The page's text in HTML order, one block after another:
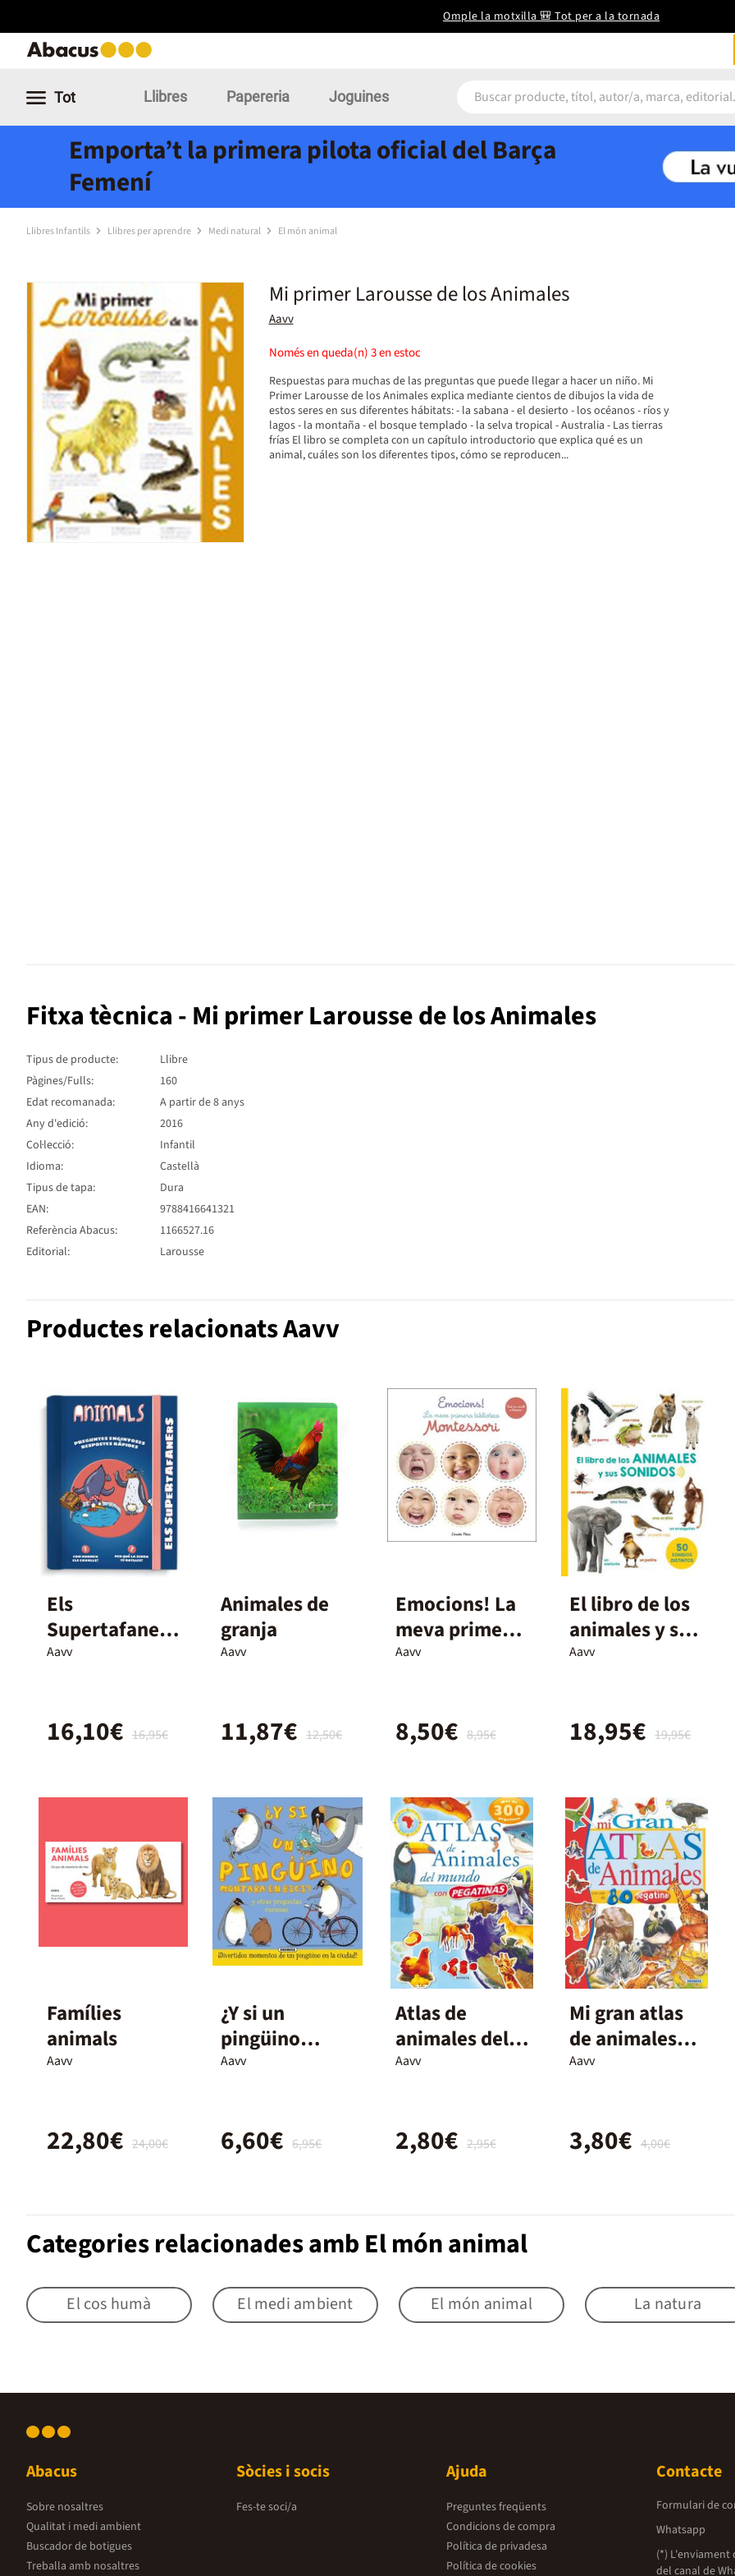
Omple la motxilla 🎒 Tot per a la tornada
Tot Llibres Papereria Joguines
Emporta’t la primera pilota oficial del Barça
Femení
Llibres Infantils Llibres per aprendre Medi natural El món animal
Mi primer Larousse de los Animales
Aavv
Només en queda(n)3en estoc
Respuestas para muchas de las preguntas que puede llegar a hacer un niño. Mi
Primer Larousse de los Animales explica mediante cientos de dibujos la vida de
estos seres en sus diferentes hábitats: - la sabana - el desierto - los océanos - ríos y
lagos - la montaña - el bosque templado - la selva tropical - Australia - Las tierras
frías El libro se completa con un capítulo introductorio que explica qué es un
animal, cuáles son los diferentes tipos, cómo se reproducen...
Fitxa tècnica - Mi primer Larousse de los Animales
Tipus de producte:
Llibre
Pàgines/Fulls:
160
Edat recomanada:
A partir de 8 anys
Any d'edició:
2016
Col·lecció:
Infantil
Idioma:
Castellà
Tipus de tapa:
Dura
EAN:
9788416641321
Referència Abacus:
1166527.16
Editorial:
Larousse
Productes relacionats Aavv
Els
Supertafaners
. Animals
Aavv
16,95€
16,10€
Animales de
granja
Aavv
12,50€
11,87€
Emocions! La
meva primera
biblioteca
Aavv
8,95€
8,50€
El libro de los
animales y sus
sonidos
Aavv
19,95€
18,95€
Famílies
animals
Aavv
24,00€
22,80€
¿Y si un
pingüino
montara en
Aavv
6,95€
6,60€
Atlas de
animales del
mundo con
Aavv
2,95€
2,80€
Mi gran atlas
de animales
con pegatinas
Aavv
4,00€
3,80€
Categories relacionades amb El món animal
El cos humà El medi ambient El món animal La natura
Abacus
Sobre nosaltres
Qualitat i medi ambient
Buscador de botigues
Treballa amb nosaltres
Sòcies i socis
Fes-te soci/a
Ajuda
Preguntes freqüents
Condicions de compra
Política de privadesa
Política de cookies
Contacte
Formulari de
Whatsapp
(*) L'enviament
del canal de